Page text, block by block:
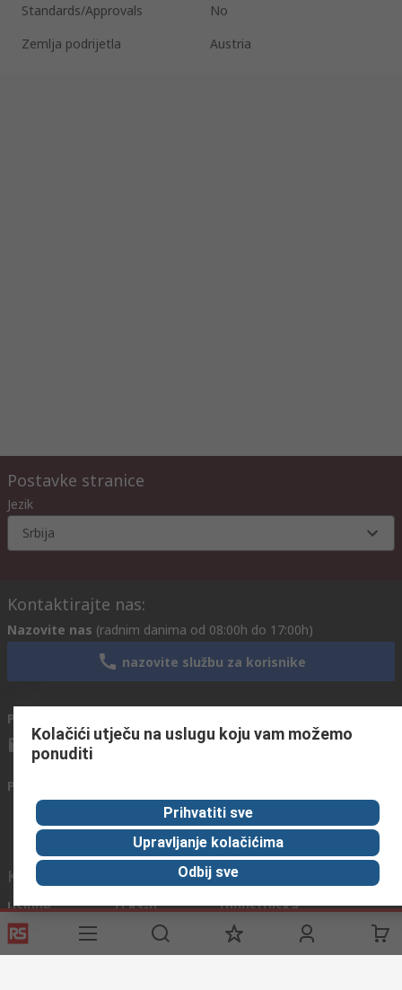
Standards/Approvals
No
Zemlja podrijetla
Austria
Postavke stranice
Jezik
Srbija
Kontaktirajte nas:
Nazovite nas (radnim danima od 08:00h do 17:00h)
nazovite službu za korisnike
Pošaljite nam email
info@primotronic.co.rs
Povežite se s nama
Korisni linkovi
Usluge
Registrirajte
Delivery
O RS-u
O RS-u
RS u svijetu
Industrijska
Industrijska Zona
Proizvodnja
Kolačići utječu na uslugu koju vam možemo
ponuditi
Prihvatiti sve
Upravljanje kolačićima
Odbij sve